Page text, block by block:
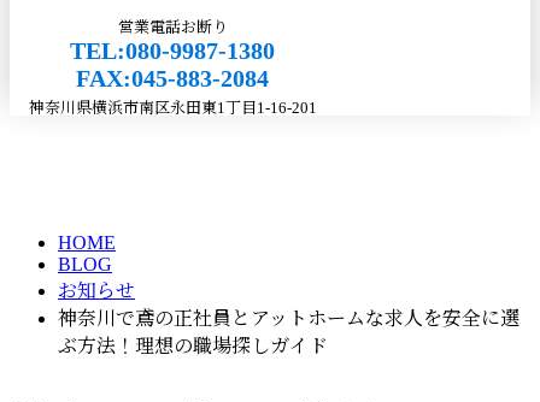
営業電話お断り
TEL:080-9987-1380
FAX:045-883-2084
神奈川県横浜市南区永田東1丁目1-16-201
HOME
BLOG
お知らせ
神奈川で鳶の正社員とアットホームな求人を安全に選
ぶ方法！理想の職場探しガイド